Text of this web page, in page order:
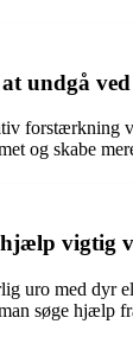
undgå
forstærkning
og skabe
vigtig
uro med dyr
søge hjælp